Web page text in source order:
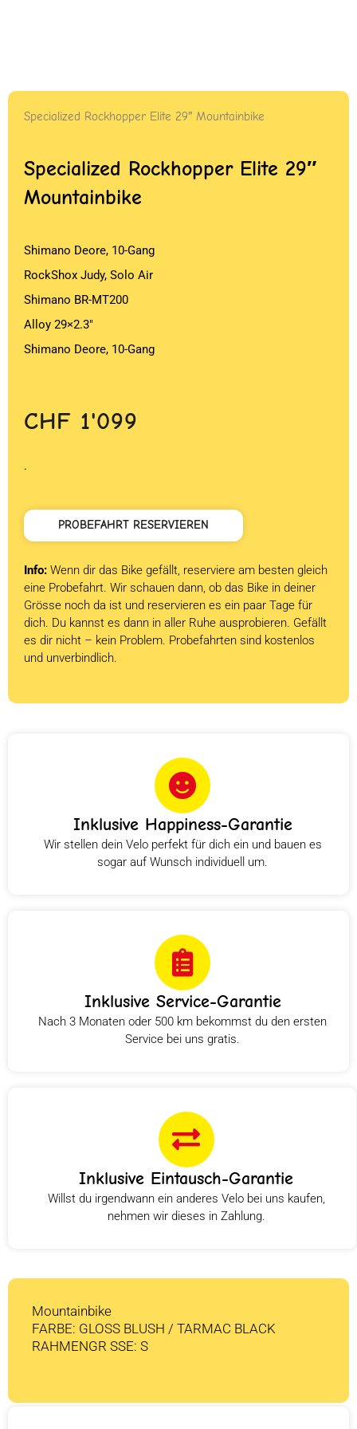
Specialized Rockhopper Elite 29″ Mountainbike
Specialized Rockhopper Elite 29″
Mountainbike
Shimano Deore, 10-Gang
RockShox Judy, Solo Air
Shimano BR-MT200
Alloy 29×2.3″
Shimano Deore, 10-Gang
CHF 1'099
.
PROBEFAHRT RESERVIEREN
Info: Wenn dir das Bike gefällt, reserviere am besten gleich
eine Probefahrt. Wir schauen dann, ob das Bike in deiner
Grösse noch da ist und reservieren es ein paar Tage für
dich. Du kannst es dann in aller Ruhe ausprobieren. Gefällt
es dir nicht – kein Problem. Probefahrten sind kostenlos
und unverbindlich.
Inklusive Happiness-Garantie
Wir stellen dein Velo perfekt für dich ein und bauen es
sogar auf Wunsch individuell um.
Inklusive Service-Garantie
Nach 3 Monaten oder 500 km bekommst du den ersten
Service bei uns gratis.
Inklusive Eintausch-Garantie
Willst du irgendwann ein anderes Velo bei uns kaufen,
nehmen wir dieses in Zahlung.
Mountainbike
FARBE: GLOSS BLUSH / TARMAC BLACK
RAHMENGR SSE: S